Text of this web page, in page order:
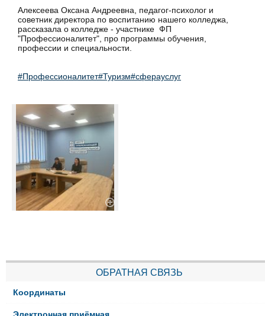
Алексеева Оксана Андреевна, педагог-психолог и
советник директора по воспитанию нашего колледжа,
рассказала о колледже - участнике ФП
"Профессионалитет", про программы обучения,
профессии и специальности.
#Профессионалитет#Туризм#сферауслуг
ОБРАТНАЯ СВЯЗЬ
Координаты